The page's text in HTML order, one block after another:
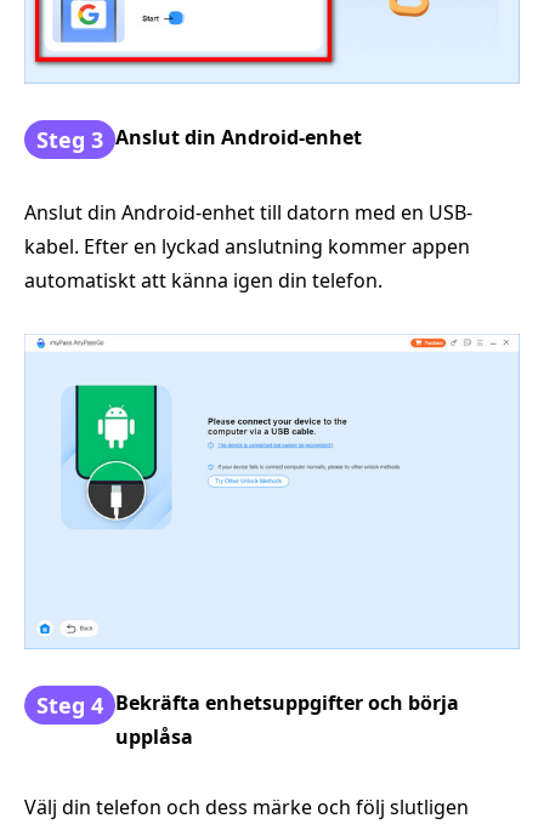
Steg 3 Anslut din Android-enhet
Anslut din Android-enhet till datorn med en USB-
kabel. Efter en lyckad anslutning kommer appen
automatiskt att känna igen din telefon.
Steg 4 Bekräfta enhetsuppgifter och börja
upplåsa
Välj din telefon och dess märke och följ slutligen